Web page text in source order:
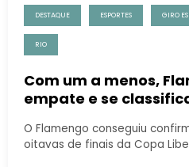
DESTAQUE ESPORTES GIRO
RIO
Com um a menos,
empate e se
O Flamengo conseguiu
oitavas de finais da Copa